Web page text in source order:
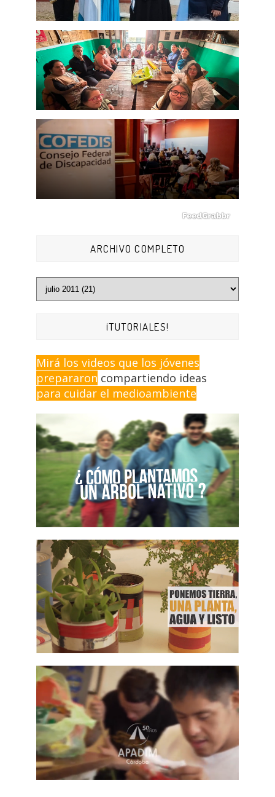
ARCHIVO COMPLETO
¡TUTORIALES!
Mirá los videos que los jóvenes
prepararon compartiendo ideas
para cuidar el medioambiente